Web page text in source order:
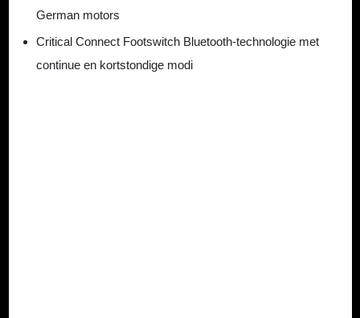
German motors
Critical Connect Footswitch Bluetooth-technologie met
continue en kortstondige modi